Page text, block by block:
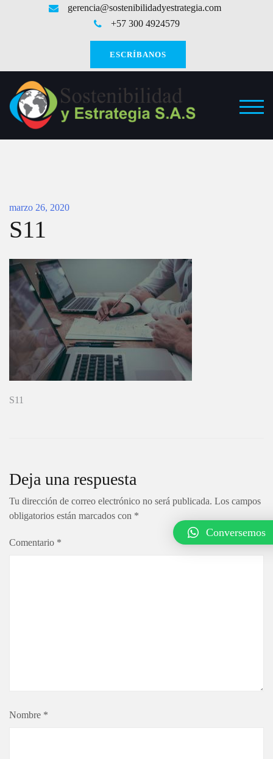
gerencia@sostenibilidadyestrategia.com
+57 300 4924579
ESCRÍBANOS
marzo 26, 2020
S11
Navegación
S11
Deja una respuesta
Tu dirección de correo electrónico no será publicada. Los campos
obligatorios están marcados con *
Comentario *
Nombre *
Conversemos